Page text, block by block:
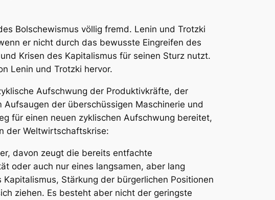
Bolschewismus völlig fremd. Lenin und Trotzki
er nicht durch das bewusste Eingreifen des
Krisen des Kapitalismus für seinen Sturz nutzt.
Lenin und Trotzki hervor.
Aufschwung der Produktivkräfte, der
der überschüssigen Maschinerie und
für einen neuen zyklischen Aufschwung bereitet,
der Weltwirtschaftskrise:
davon zeugt die bereits entfachte
oder auch nur eines langsamen, aber lang
Stärkung der bürgerlichen Positionen
ziehen. Es besteht aber nicht der geringste